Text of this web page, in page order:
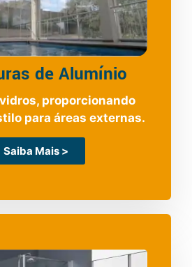
de Alumínio
proporcionando
para áreas externas.
Saiba Mais >